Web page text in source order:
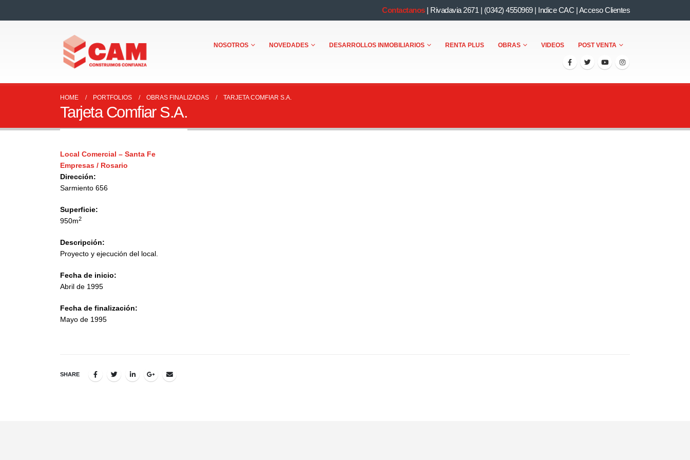
Contactanos| Rivadavia 2671 | (0342) 4550969| Indice CAC |Acceso Clientes
NOSOTROS NOVEDADES DESARROLLOS INMOBILIARIOS RENTA PLUS OBRAS VIDEOS POST VENTA
HOME PORTFOLIOS OBRAS FINALIZADAS TARJETA COMFIAR S.A.
Tarjeta Comfiar S.A.
Local Comercial – Santa Fe
Empresas / Rosario
Dirección:
Sarmiento 656
Superficie:
950m2
Descripción:
Proyecto y ejecución del local.
Fecha de inicio:
Abril de 1995
Fecha de finalización:
Mayo de 1995
SHARE